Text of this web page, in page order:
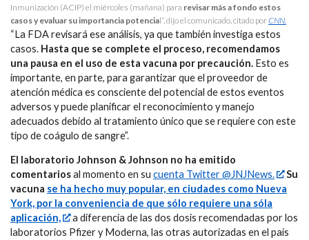
Inmunización (ACIP) el miércoles (mañana) para revisar más a fondo estos
casos y evaluar su importancia potencial”, dijo el comunicado, citado porCNN.
“La FDA revisará ese análisis, ya que también investiga estos
casos. Hasta que se complete el proceso, recomendamos
una pausa en el uso de esta vacuna por precaución. Esto es
importante, en parte, para garantizar que el proveedor de
atención médica es consciente del potencial de estos eventos
adversos y puede planificar el reconocimiento y manejo
adecuados debido al tratamiento único que se requiere con este
tipo de coágulo de sangre”.
El laboratorio Johnson & Johnson no ha emitido
comentariosal momento en su cuenta Twitter @JNJNews.
Su
vacuna se ha hecho muy popular, en ciudades como Nueva
York, por la conveniencia de que sólo requiere una sóla
aplicación,
a diferencia de las dos dosis recomendadas por los
laboratorios Pfizer y Moderna, las otras autorizadas en el país